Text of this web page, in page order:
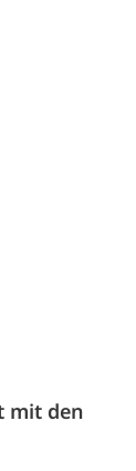
mit den